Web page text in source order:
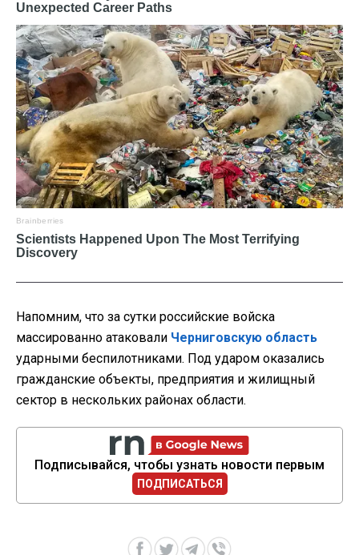
Напомним, что за сутки российские войска
массированно атаковали Черниговскую область
ударными беспилотниками. Под ударом оказались
гражданские объекты, предприятия и жилищный
сектор в нескольких районах области.
Подписывайся, чтобы узнать новости первым
ПОДПИСАТЬСЯ